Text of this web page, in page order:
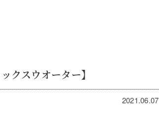
クスウオーター】
2021.06.07